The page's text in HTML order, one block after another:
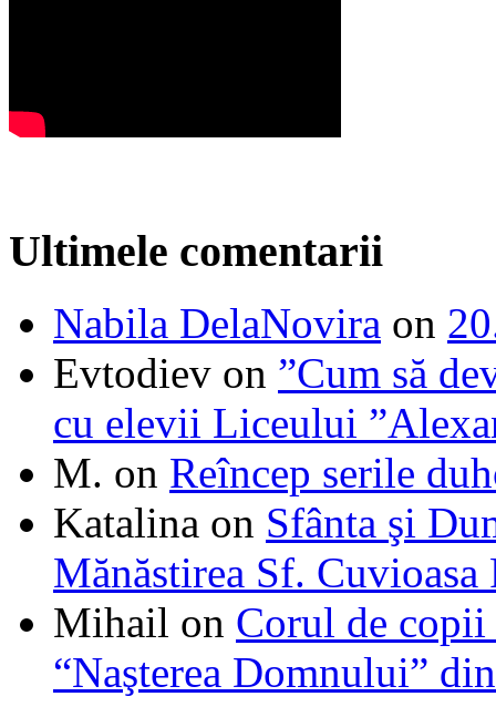
Ultimele comentarii
Nabila DelaNovira on
Evtodiev on ”Cum să
cu elevii Liceului
M. on Reîncep serile
Katalina on Sfânta şi
Mănăstirea Sf. Cuvioasa
Mihail on Corul de
“Naşterea Domnului”